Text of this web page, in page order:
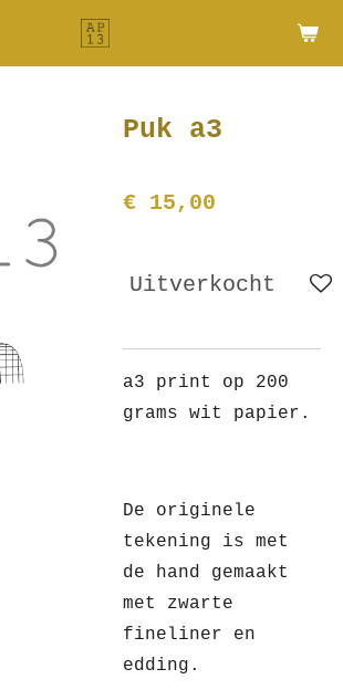
Puk a3
€ 15,00
Uitverkocht
a3 print op 200
grams wit papier.
De originele
tekening is met
de hand gemaakt
met zwarte
fineliner en
edding.